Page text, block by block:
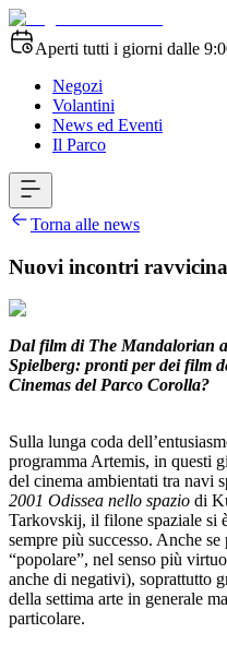
Aperti tutti i giorni dalle
Negozi
Volantini
News ed Eventi
Il Parco
Torna alle news
Nuovi incontri
Dal film di The Mandalorian
Spielberg: pronti per dei film
Cinemas del Parco Corolla?
Sulla lunga coda
programma Artemis, in questi
del cinema ambientati tra navi
2001 Odissea nello spazio di
Tarkovskij, il filone spaziale si
sempre più successo. Anche
“popolare”, nel senso più
anche di negativi), soprattutto
della settima arte in generale
particolare.